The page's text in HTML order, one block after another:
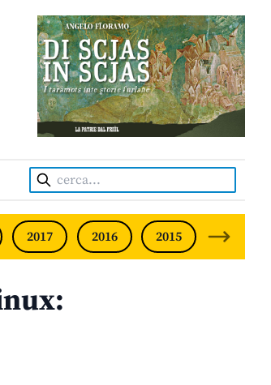
• INDEPENDENT FRIULIAN MONTHLY •
Cerca:
2017 2016 2015 2014